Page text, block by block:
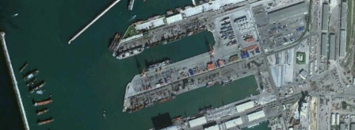
زيارة تأتي في إطار الجهود الدبلوماسية المكثفة التي تبذلها
واشنطن للدفع بالمفاوضات والتوصل إلى اتفاق لوقف لإطلاق
النار في غزة.
ويبدو أن نتنياهو استبق زيارة بلينكن لإسرائيل بالتأكيد على أن
الضغوط يجب أن تتوجه إلى حماس، وليس على حكومته.